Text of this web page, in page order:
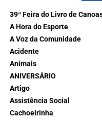
39ª Feira do Livro de
A Hora do Esporte
A Voz da Comunidade
Acidente
Animais
ANIVERSÁRIO
Artigo
Assistência Social
Cachoeirinha